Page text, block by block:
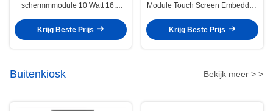
schermmmodule 10 Watt 16:9
Krijg Beste Prijs
Module Touch Screen Embedded
Krijg Beste Prijs
Buitenkiosk Bekijk meer > >